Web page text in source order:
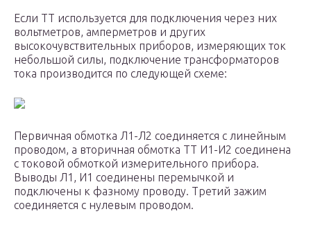
Если ТТ используется для подключения через них
вольтметров, амперметров и других
высокочувствительных приборов, измеряющих ток
небольшой силы, подключение трансформаторов
тока производится по следующей схеме:
Первичная обмотка Л1-Л2 соединяется с линейным
проводом, а вторичная обмотка ТТ И1-И2 соединена
с токовой обмоткой измерительного прибора.
Выводы Л1, И1 соединены перемычкой и
подключены к фазному проводу. Третий зажим
соединяется с нулевым проводом.